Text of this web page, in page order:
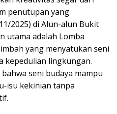
penutupan yang
2025) di Alun-alun Bukit
utama adalah Lomba
yang menyatukan seni
kepedulian lingkungan.
seni budaya mampu
isu kekinian tanpa